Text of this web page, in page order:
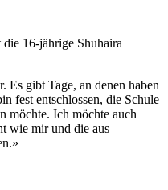
16-jährige Shuhaira
Es gibt Tage, an denen haben
fest entschlossen, die Schule
möchte. Ich möchte auch
wie mir und die aus